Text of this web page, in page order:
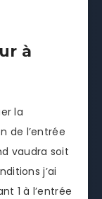
à
la
de l’entrée
vaudra soit
j’ai
1 à l’entrée